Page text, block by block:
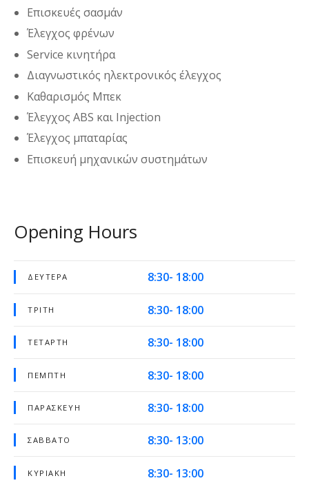
Επισκευές σασμάν
Έλεγχος φρένων
Service κινητήρα
Διαγνωστικός ηλεκτρονικός έλεγχος
Καθαρισμός Μπεκ
Έλεγχος ABS και Injection
Έλεγχος μπαταρίας
Επισκευή μηχανικών συστημάτων
Opening Hours
ΔΕΥΤΈΡΑ 8:30- 18:00
ΤΡΊΤΗ 8:30- 18:00
ΤΕΤΆΡΤΗ 8:30- 18:00
ΠΈΜΠΤΗ 8:30- 18:00
ΠΑΡΑΣΚΕΥΉ 8:30- 18:00
ΣΆΒΒΑΤΟ 8:30- 13:00
ΚΥΡΙΑΚΉ 8:30- 13:00